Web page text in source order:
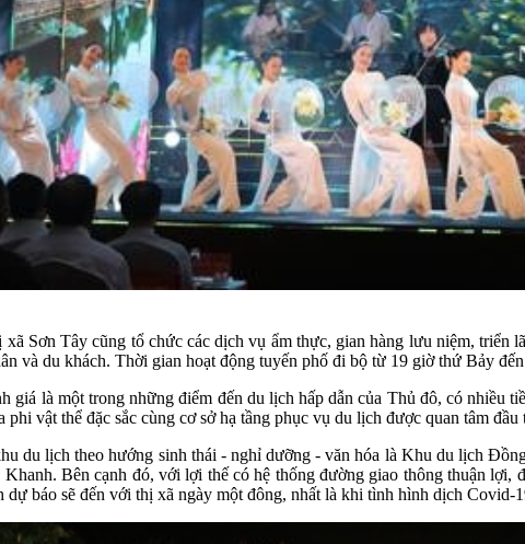
Sơn Tây cũng tổ chức các dịch vụ ẩm thực, gian hàng lưu niệm,
và du khách. Thời gian hoạt động tuyến phố đi bộ từ 19 giờ thứ Bảy
giá là một trong những điểm đến du lịch hấp dẫn của Thủ đô, có nhiều
phi vật thể đặc sắc cùng cơ sở hạ tầng phục vụ du lịch được quan tâm đầu
du lịch theo hướng sinh thái - nghỉ dưỡng - văn hóa là Khu du lịch
Bên cạnh đó, với lợi thế có hệ thống đường giao thông thuận
báo sẽ đến với thị xã ngày một đông, nhất là khi tình hình dịch